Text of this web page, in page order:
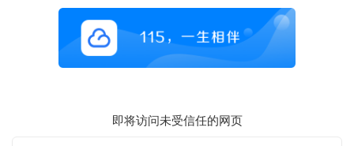
即将访问未受信任的网页